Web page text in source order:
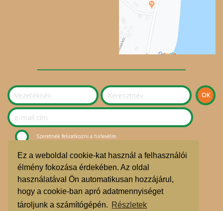
Ez a weboldal cookie-kat használ a felhasználói
élmény fokozása érdekében. Az oldal
használatával Ön automatikusan hozzájárul,
hogy a cookie-ban apró adatmennyiséget
tároljunk a számítógépén. Részletek
Szeretnék feliratkozni a hírlevélre.
© Sziget Kosara Bevásárlóközösség 2020.
ÁSZF
Adatvédelmi nyilatkozat